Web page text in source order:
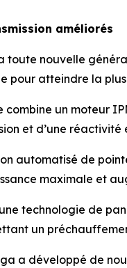
améliorés
nouvelle
pour atteindre la
un moteur
et d’une
automatisé de
maximale et
technologie de
un
a développé de